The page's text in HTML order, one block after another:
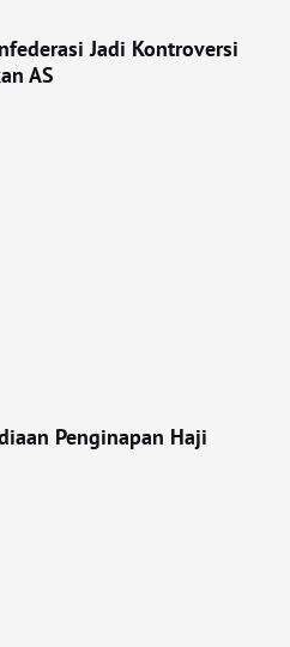
Jadi Kontroversi
AS
Penginapan Haji